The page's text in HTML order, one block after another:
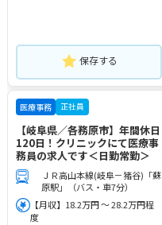
保存する
医療事務 正社員
【岐阜県／各務原市】年間休日
120日！クリニックにて医療事
務員の求人です＜日勤常勤＞
ＪＲ高山本線(岐阜－猪谷)「蘇
原駅」（バス・車7分）
【月収】18.2万円 ～ 28.2万円程
度